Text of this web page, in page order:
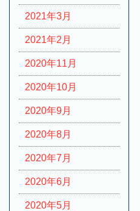
2021年3月
2021年2月
2020年11月
2020年10月
2020年9月
2020年8月
2020年7月
2020年6月
2020年5月